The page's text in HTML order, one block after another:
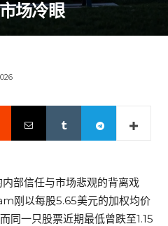
场冷眼
部信任与市场悲观的背离戏
刚以每股5.65美元的加权均价
同一只股票近期最低曾跌至1.15